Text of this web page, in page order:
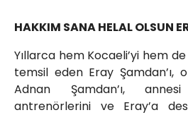
HAKKIM SANA HELAL OLSUN
Yıllarca hem Kocaeli’yi hem
temsil eden Eray Şamdan’ı,
Adnan Şamdan’ı,
antrenörlerini ve Eray’a